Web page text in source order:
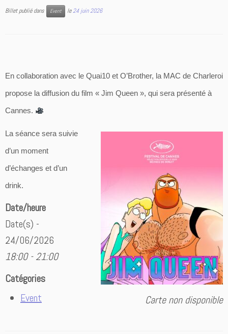
Billet publié dans Event le24 juin 2026
En collaboration avec le Quai10 et O’Brother, la MAC de Charleroi
propose la diffusion du film « Jim Queen », qui sera présenté à
Cannes.
La séance sera suivie
d’un moment
d’échanges et d’un
drink.
Carte non disponible
Date/heure
Date(s) -
24/06/2026
18:00 - 21:00
Catégories
Event